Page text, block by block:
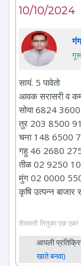
10/10/2024
सायं. 5 पावेतो
आवक सरासरी व
सोया 6824
तुर 203 8500
चना 148 6500
गहु 46 2680
तीळ 02 9250
मुंग 02 0000
कृषि उत्पन्न बाजार
शेतकरी तितुका एक एक!
आपली
खाते बनवा)